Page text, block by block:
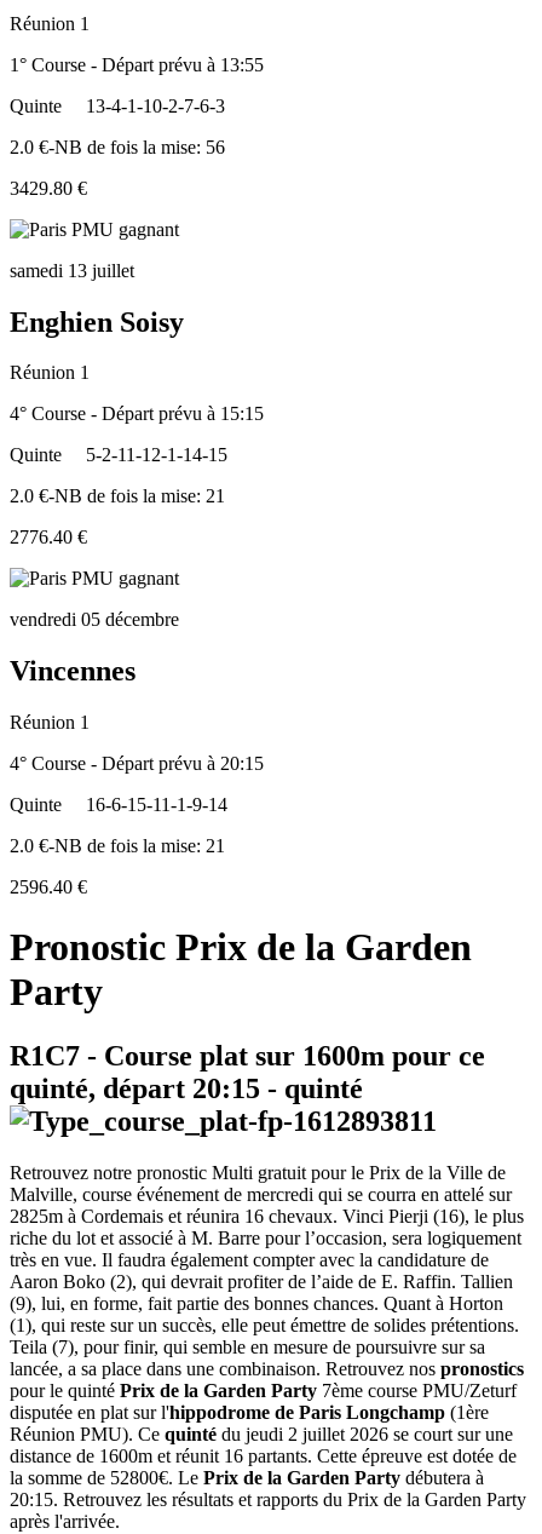
Réunion 1
1° Course - Départ prévu à 13:55
Quinte
13-4-1-10-2-7-6-3
2.0 €-NB de fois la mise: 56
3429.80 €
samedi 13 juillet
Enghien Soisy
Réunion 1
4° Course - Départ prévu à 15:15
Quinte
5-2-11-12-1-14-15
2.0 €-NB de fois la mise: 21
2776.40 €
vendredi 05 décembre
Vincennes
Réunion 1
4° Course - Départ prévu à 20:15
Quinte
16-6-15-11-1-9-14
2.0 €-NB de fois la mise: 21
2596.40 €
Pronostic Prix de la Garden
Party
R1C7 - Course plat sur 1600m pour ce
quinté, départ 20:15 - quinté
Retrouvez notre pronostic Multi gratuit pour le Prix de la Ville de
Malville, course événement de mercredi qui se courra en attelé sur
2825m à Cordemais et réunira 16 chevaux. Vinci Pierji (16), le plus
riche du lot et associé à M. Barre pour l’occasion, sera logiquement
très en vue. Il faudra également compter avec la candidature de
Aaron Boko (2), qui devrait profiter de l’aide de E. Raffin. Tallien
(9), lui, en forme, fait partie des bonnes chances. Quant à Horton
(1), qui reste sur un succès, elle peut émettre de solides prétentions.
Teila (7), pour finir, qui semble en mesure de poursuivre sur sa
lancée, a sa place dans une combinaison. Retrouvez nos pronostics
pour le quinté Prix de la Garden Party 7ème course PMU/Zeturf
disputée en plat sur l'hippodrome de Paris Longchamp (1ère
Réunion PMU). Ce quinté du jeudi 2 juillet 2026 se court sur une
distance de 1600m et réunit 16 partants. Cette épreuve est dotée de
la somme de 52800€. Le Prix de la Garden Party débutera à
20:15. Retrouvez les résultats et rapports du Prix de la Garden Party
après l'arrivée.